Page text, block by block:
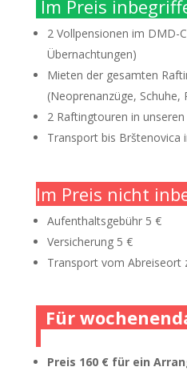
Im Preis
2 Vollpensionen im DMD-
Übernachtungen)
Mieten der gesamten
(Neoprenanzüge,
2 Raftingtouren in
Transport bis Brštenovica
Im Preis nicht
Aufenthaltsgebühr 5 €
Versicherung 5 €
Transport vom Abreiseort
Für
Preis 160 € für ein